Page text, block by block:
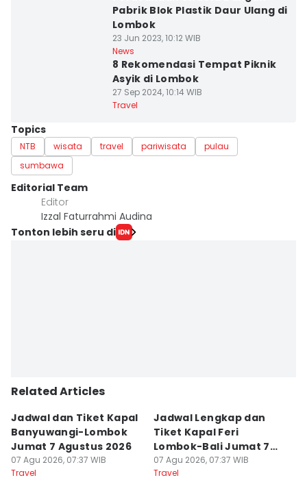
Pabrik Blok Plastik Daur Ulang di
Lombok
23 Jun 2023, 10:12 WIB
News
8 Rekomendasi Tempat Piknik
Asyik di Lombok
27 Sep 2024, 10:14 WIB
Travel
Topics
NTB wisata travel pariwisata
pulau
sumbawa
Editorial Team
Editor
Izzal Faturrahmi Audina
Tonton lebih seru di
Related Articles
Jadwal dan Tiket Kapal
Banyuwangi-Lombok
Jumat 7 Agustus 2026
07 Agu 2026, 07:37 WIB
Travel
Jadwal Lengkap dan
Tiket Kapal Feri
Lombok-Bali Jumat 7
Agustus 2026
07 Agu 2026, 07:37 WIB
Travel